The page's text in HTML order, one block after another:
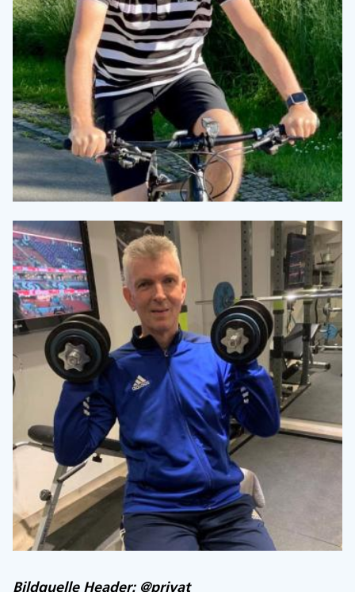
Bildquelle Header: @privat